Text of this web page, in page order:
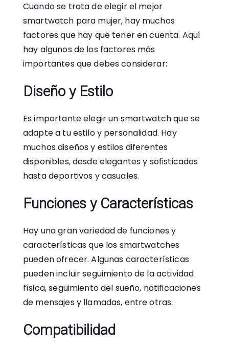
Cuando se trata de elegir el mejor
smartwatch para mujer, hay muchos
factores que hay que tener en cuenta. Aquí
hay algunos de los factores más
importantes que debes considerar:
Diseño y Estilo
Es importante elegir un smartwatch que se
adapte a tu estilo y personalidad. Hay
muchos diseños y estilos diferentes
disponibles, desde elegantes y sofisticados
hasta deportivos y casuales.
Funciones y Características
Hay una gran variedad de funciones y
características que los smartwatches
pueden ofrecer. Algunas características
pueden incluir seguimiento de la actividad
física, seguimiento del sueño, notificaciones
de mensajes y llamadas, entre otras.
Compatibilidad